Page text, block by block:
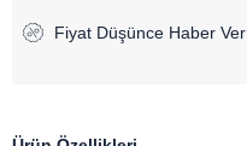
Fiyat Düşünce Haber Ver